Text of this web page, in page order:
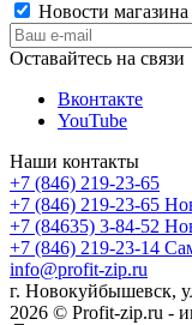
Новости магазина
Оставайтесь на связи
Вконтакте
YouTube
Наши контакты
+7 (846) 219-23-65
+7 (846) 219-23-65
+7 (84635) 3-84-52
+7 (846) 219-23-14
info@profit-zip.ru
г. Новокуйбышевск,
2026 © Profit-zip.ru -